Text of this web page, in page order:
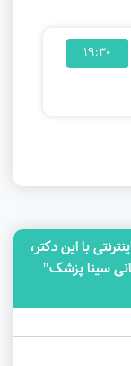
19:30
با این دکتر،
"پشتیبانی سینا پزشک"